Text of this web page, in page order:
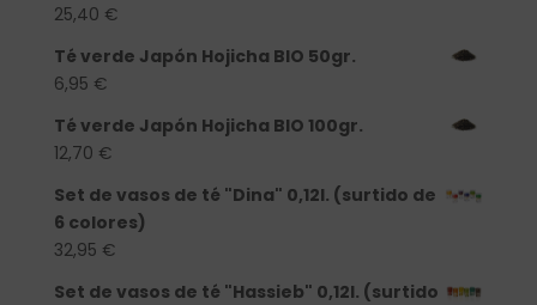
25,40 €
Té verde Japón Hojicha BIO 50gr.
6,95 €
Té verde Japón Hojicha BIO 100gr.
12,70 €
Set de vasos de té "Dina" 0,12l. (surtido de
6 colores)
32,95 €
Set de vasos de té "Hassieb" 0,12l. (surtido